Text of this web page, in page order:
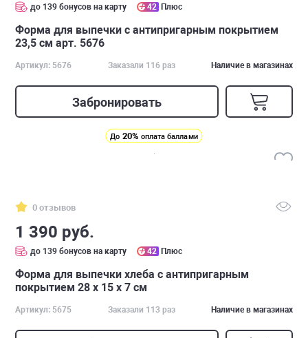
до 139 бонусов на карту 42 Плюс
Форма для выпечки с антипригарным покрытием
23,5 см арт. 5676
Артикул: 5676 Заказали 116 раз Наличие в магазинах
Забронировать
До 20% оплата баллами
0 отзывов
1 390 руб.
до 139 бонусов на карту 42 Плюс
Форма для выпечки хлеба с антипригарным
покрытием 28 x 15 x 7 см
Артикул: 5675 Заказали 113 раз Наличие в магазинах